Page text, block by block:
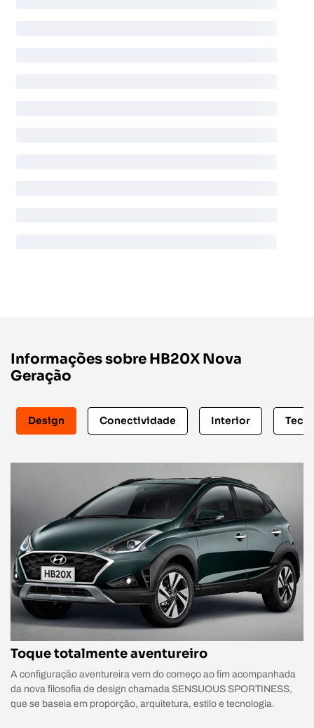
Informações sobre HB20X Nova
Geração
Design Conectividade Interior
Toque totalmente aventureiro
A configuração aventureira vem do começo ao fim acompanhada
da nova filosofia de design chamada SENSUOUS SPORTINESS,
que se baseia em proporção, arquitetura, estilo e tecnologia.